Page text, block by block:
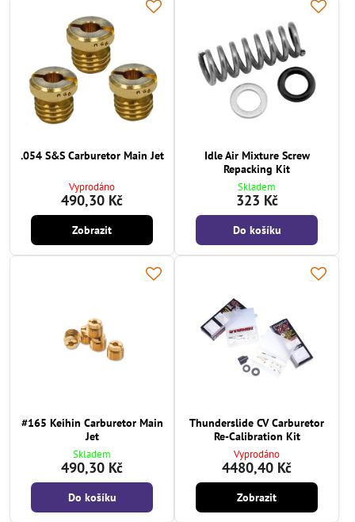
.054 S&S Carburetor Main Jet
Vyprodáno
490,30 Kč
Zobrazit
Idle Air Mixture Screw
Repacking Kit
Skladem
323 Kč
Do košíku
#165 Keihin Carburetor Main
Jet
Skladem
490,30 Kč
Do košíku
Thunderslide CV Carburetor
Re-Calibration Kit
Vyprodáno
4480,40 Kč
Zobrazit